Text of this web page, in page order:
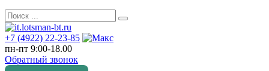
+7 (4922) 22-23-85
пн-пт 9:00-18.00
Обратный звонок